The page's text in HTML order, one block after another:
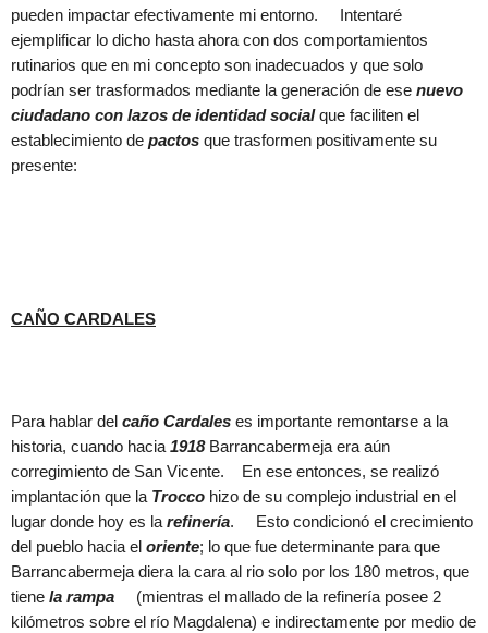
pueden impactar efectivamente mi entorno. Intentaré
ejemplificar lo dicho hasta ahora con dos comportamientos
rutinarios que en mi concepto son inadecuados y que solo
podrían ser trasformados mediante la generación de ese nuevo
ciudadano con lazos de identidad socialque faciliten el
establecimiento de pactos que trasformen positivamente su
presente:
CAÑO CARDALES
Para hablar del caño Cardales es importante remontarse a la
historia, cuando hacia 1918Barrancabermeja era aún
corregimiento de San Vicente. En ese entonces, se realizó
implantación que la Trocco hizo de su complejo industrial en el
lugar donde hoy es la refinería. Esto condicionó el crecimiento
del pueblo hacia el oriente; lo que fue determinante para que
Barrancabermeja diera la cara al rio solo por los 180 metros, que
tiene la rampa (mientras el mallado de la refinería posee 2
kilómetros sobre el río Magdalena) e indirectamente por medio de